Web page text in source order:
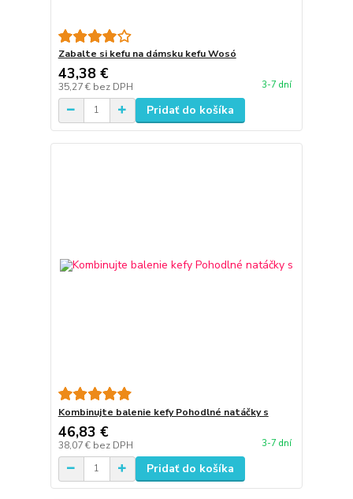
Zabalte si kefu na dámsku kefu Wosó
43,38 €
35,27 € bez DPH 3-7 dní
Pridať do košíka
Kombinujte balenie kefy Pohodlné natáčky s
46,83 €
38,07 € bez DPH 3-7 dní
Pridať do košíka